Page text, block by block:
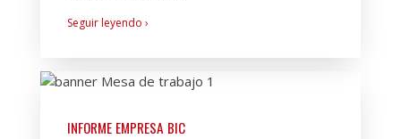
Seguir leyendo ›
INFORME EMPRESA BIC